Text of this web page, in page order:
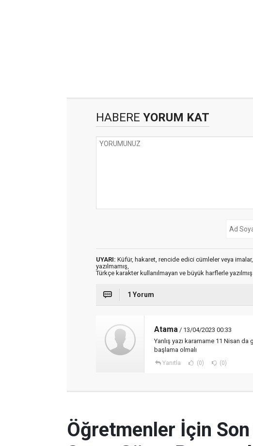
HABERE YORUM KAT
UYARI: Küfür, hakaret, rencide edici cümleler veya
yazılmamış,
Türkçe karakter kullanılmayan ve büyük harflerle
1 Yorum
Atama / 13/04/2023 00:33
Yanlış yazı kararname 11 Nisan da
başlama olmalı
Yanıtla (0) (0)
Öğretmenler İçin